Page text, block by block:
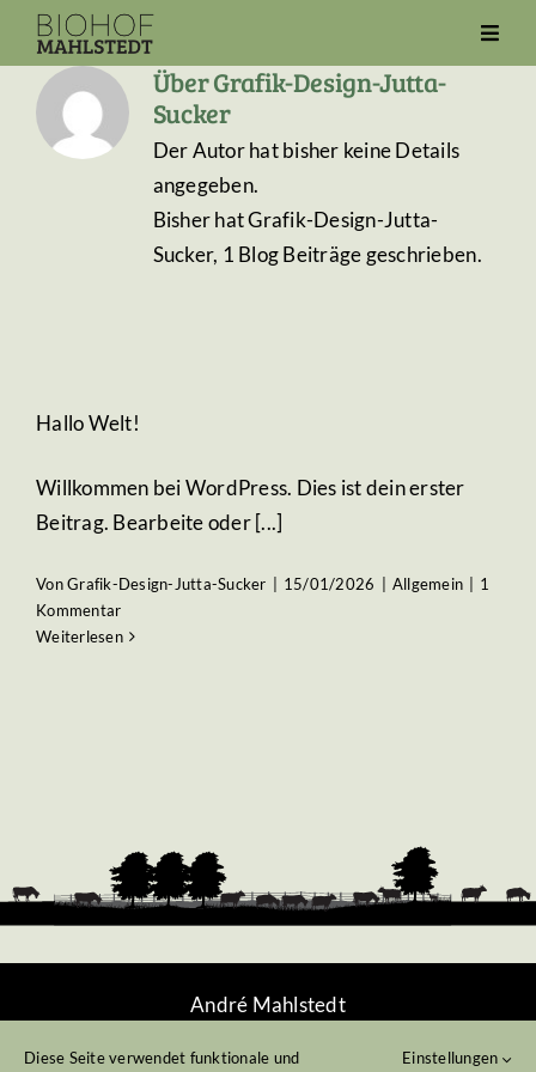
Zum
Inhalt
springen
Toggle
Unser Hof
Ferienwohnungen
ÜberGrafik-Design-Jutta-
Sucker
Der Autor hat bisher keine Details
angegeben.
Bisher hat Grafik-Design-Jutta-
Sucker, 1 Blog Beiträge geschrieben.
Hallo Welt!
Willkommen bei WordPress. Dies ist dein erster
Beitrag. Bearbeite oder [...]
VonGrafik-Design-Jutta-Sucker 15/01/2026 Allgemein
1
Kommentar
Weiterlesen
André Mahlstedt
Diese Seite verwendet funktionale und Einstellungen